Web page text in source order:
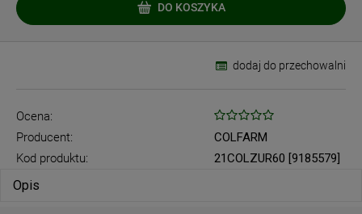
DO KOSZYKA
dodaj do przechowalni
Ocena:
Producent:
COLFARM
Kod produktu:
21COLZUR60 [9185579]
Opis